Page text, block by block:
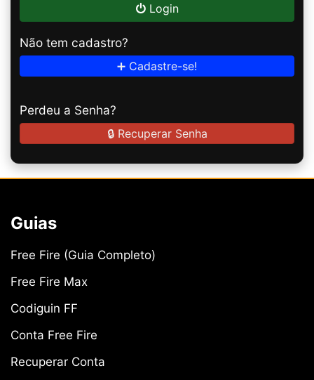
Login
Não tem cadastro?
➕ Cadastre-se!
Perdeu a Senha?
🔒 Recuperar Senha
Guias
Free Fire (Guia Completo)
Free Fire Max
Codiguin FF
Conta Free Fire
Recuperar Conta